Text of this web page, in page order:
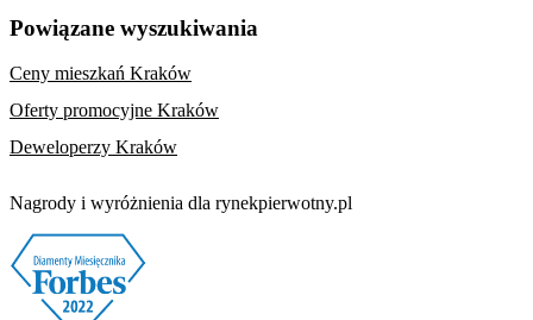
Powiązane wyszukiwania
Ceny mieszkań Kraków
Oferty promocyjne Kraków
Deweloperzy Kraków
Nagrody i wyróżnienia dla rynekpierwotny.pl